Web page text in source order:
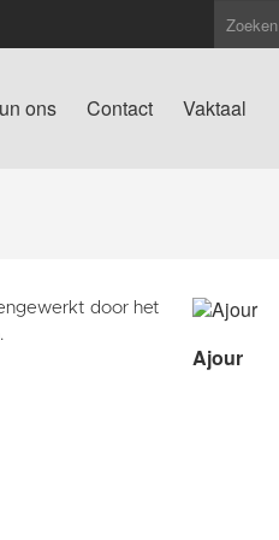
ons Contact Vaktaal
door het
Ajour